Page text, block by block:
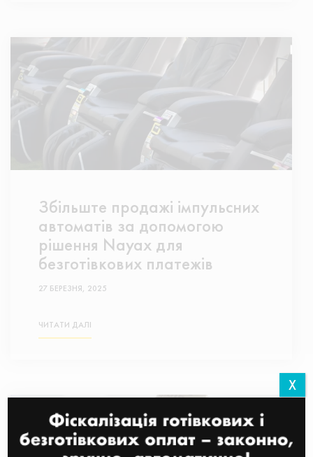
Збільште продажі імпульсних
автоматів за допомогою
рішення Nayax для
безготівкових платежів
27 БЕРЕЗНЯ, 2025
ЧИТАТИ ДАЛІ
X